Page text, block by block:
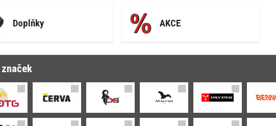
Doplňky AKCE